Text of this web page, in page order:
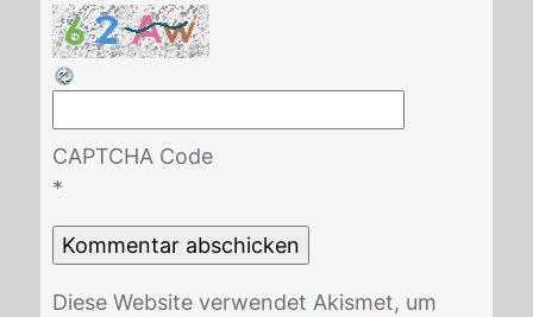
CAPTCHA Code
*
Die­se Web­site ver­wen­det Akis­met, um